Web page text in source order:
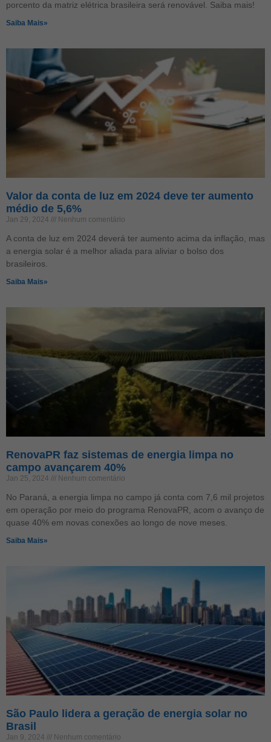
porcento da matriz elétrica brasileira será renovável. Saiba mais!
Saiba Mais»
Valor da conta de luz em 2024 deve ter aumento
médio de 5,6%
Jan 29, 2024 Nenhum comentário
A conta de luz em 2024 deverá ter aumento acima da inflação, mas
a energia solar é a melhor aliada para aliviar o bolso dos
brasileiros.
Saiba Mais»
RenovaPR faz sistemas de energia limpa no
campo avançarem 40%
Jan 25, 2024 Nenhum comentário
No Paraná, a energia limpa no campo já conta com 7,6 mil projetos
em operação por meio do programa RenovaPR, acom o avanço de
quase 40% em novas conexões ao longo de nove meses.
Saiba Mais»
São Paulo lidera a geração de energia solar no
Brasil
Jan 9, 2024 Nenhum comentário